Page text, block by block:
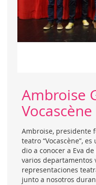
Ambroise
Vocascène
Ambroise, presidente
teatro “Vocascène”,
dio a conocer a Eva
varios departamentos
representaciones
junto a nosotros